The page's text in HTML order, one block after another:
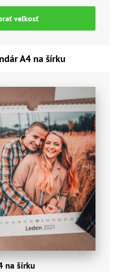
veľkosť
A4 na šírku
na šírku